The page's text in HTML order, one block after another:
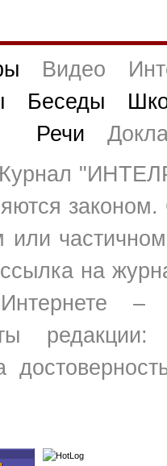
Видео
Беседы
Речи
на
Интернете